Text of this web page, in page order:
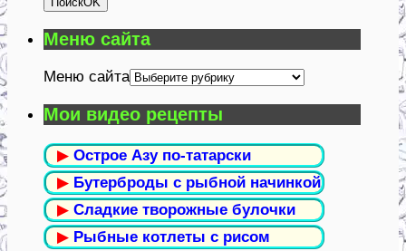
Меню сайта
Меню сайта
Мои видео рецепты
▶ Острое Азу по-татарски
▶ Бутерброды с рыбной начинкой
▶ Сладкие творожные булочки
▶ Рыбные котлеты с рисом